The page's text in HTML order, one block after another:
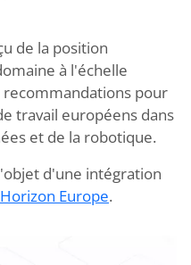
de la position
à l'échelle
pour
travail européens dans
et de la robotique.
d'une intégration
Europe.